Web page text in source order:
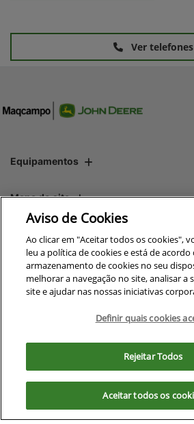
Ver telefones
Equipamentos
Mapa do site
Política de privacidade
CNPJ: 00.970.771/
No trânsito, enxergar o outro
. Ao seguir com a
concorda com nossas políticas.
Aviso de Cookies
Ao clicar em "Aceitar todos os cookies",
leu a política de cookies e está de acordo
armazenamento de cookies no seu
melhorar a navegação no site, analisar a
site e ajudar nas nossas iniciativas
Definir quais cookies
Rejeitar Todos
Aceitar todos os